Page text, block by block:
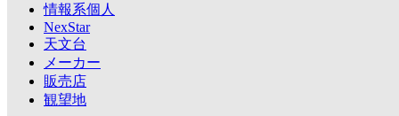
情報系個人
NexStar
天文台
メーカー
販売店
観望地